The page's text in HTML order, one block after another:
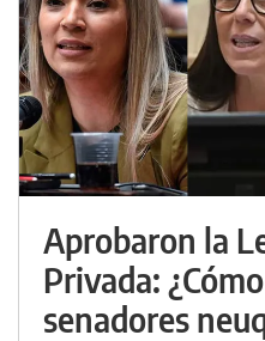
Aprobaron la
Privada:
senadores